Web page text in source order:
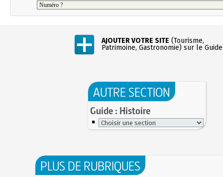
AJOUTER VOTRE SITE (Tourisme,
Patrimoine, Gastronomie) sur le Guide
AUTRE SECTION
Guide : Histoire
PLUS DE RUBRIQUES